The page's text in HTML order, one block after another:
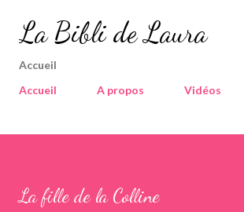
Accéder au contenu principal
La Bibli de Laura
Accueil
Accueil
A propos Vidéos
La fille de la Colline